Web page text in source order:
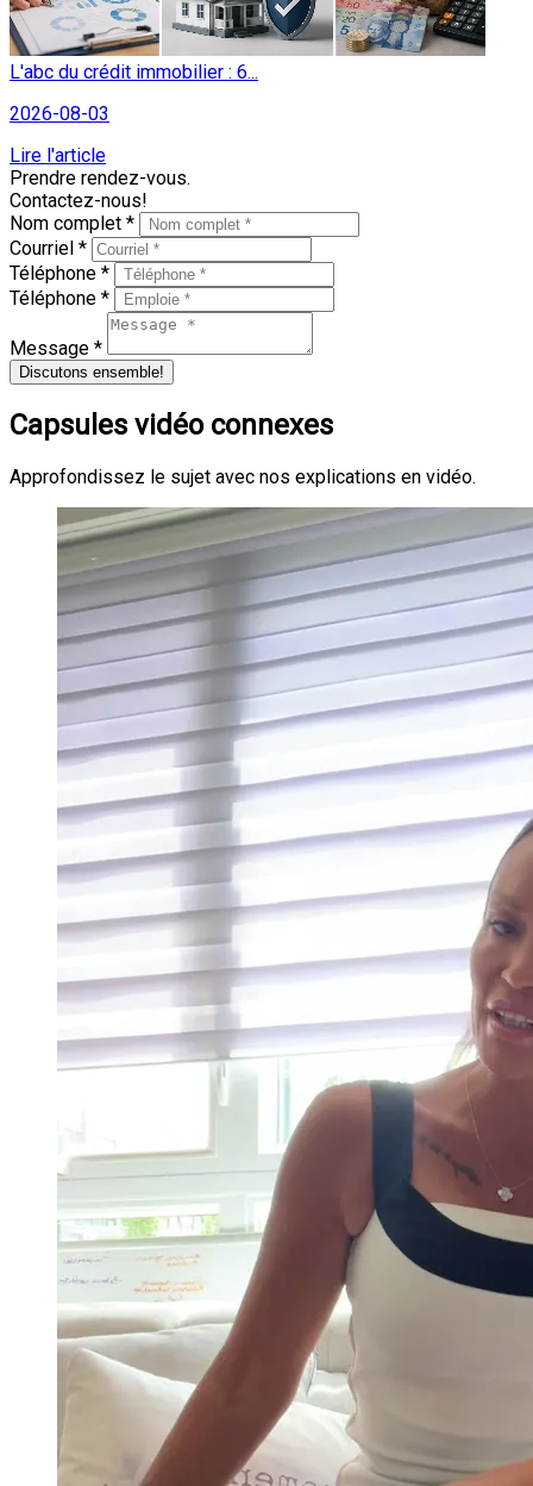
L'abc du crédit immobilier : 6...
2026-08-03
Lire l'article
Prendre rendez-vous.
Contactez-nous!
Nom complet *
Courriel *
Téléphone *
Téléphone *
Message *
Discutons ensemble!
Capsules vidéo connexes
Approfondissez le sujet avec nos explications en vidéo.